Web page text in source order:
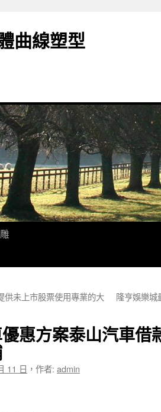
曲線塑型
供未上市股票使用專業的大
隆亨娛樂城
惠方案泰山汽車借
11 日 ， 作者: admin